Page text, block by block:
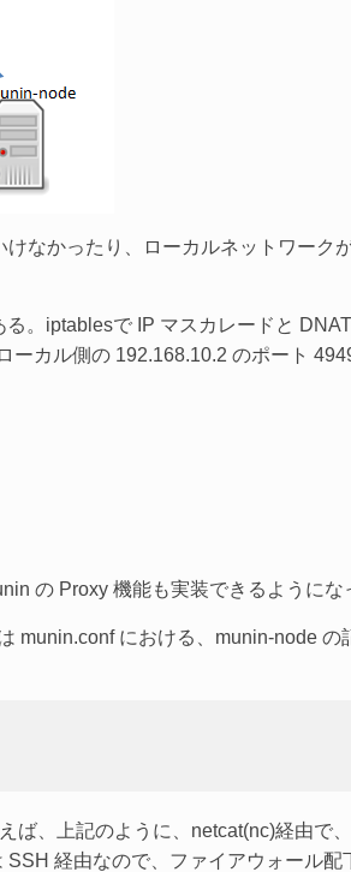
なかったり、ローカルネットワーク
。iptablesで IP マスカレードと
カル側の 192.168.10.2 のポート
の Proxy 機能も実装できるようにな
munin.conf における、munin-node の
ば、上記のように、netcat(nc)経由で
経由なので、ファイアウォール配